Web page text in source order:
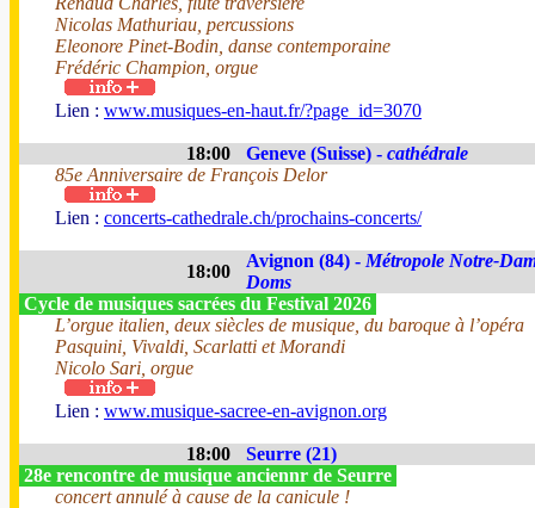
Nicolas Mathuriau, percussions
Eleonore Pinet-Bodin, danse contemporaine
Frédéric Champion, orgue
Lien : www.musiques-en-haut.fr/?page_id=3070
18:00 Geneve (Suisse) - cathédrale
85e Anniversaire de François Delor
Lien : concerts-cathedrale.ch/prochains-concerts/
18:00
Avignon (84) - Métropole Notre-
Doms
Cycle de musiques sacrées du Festival 2026
L’orgue italien, deux siècles de musique, du baroque à l’opéra
Pasquini, Vivaldi, Scarlatti et Morandi
Nicolo Sari, orgue
Lien : www.musique-sacree-en-avignon.org
18:00
Seurre (21)
28e rencontre de musique anciennr de Seurre
concert annulé à cause de la canicule !